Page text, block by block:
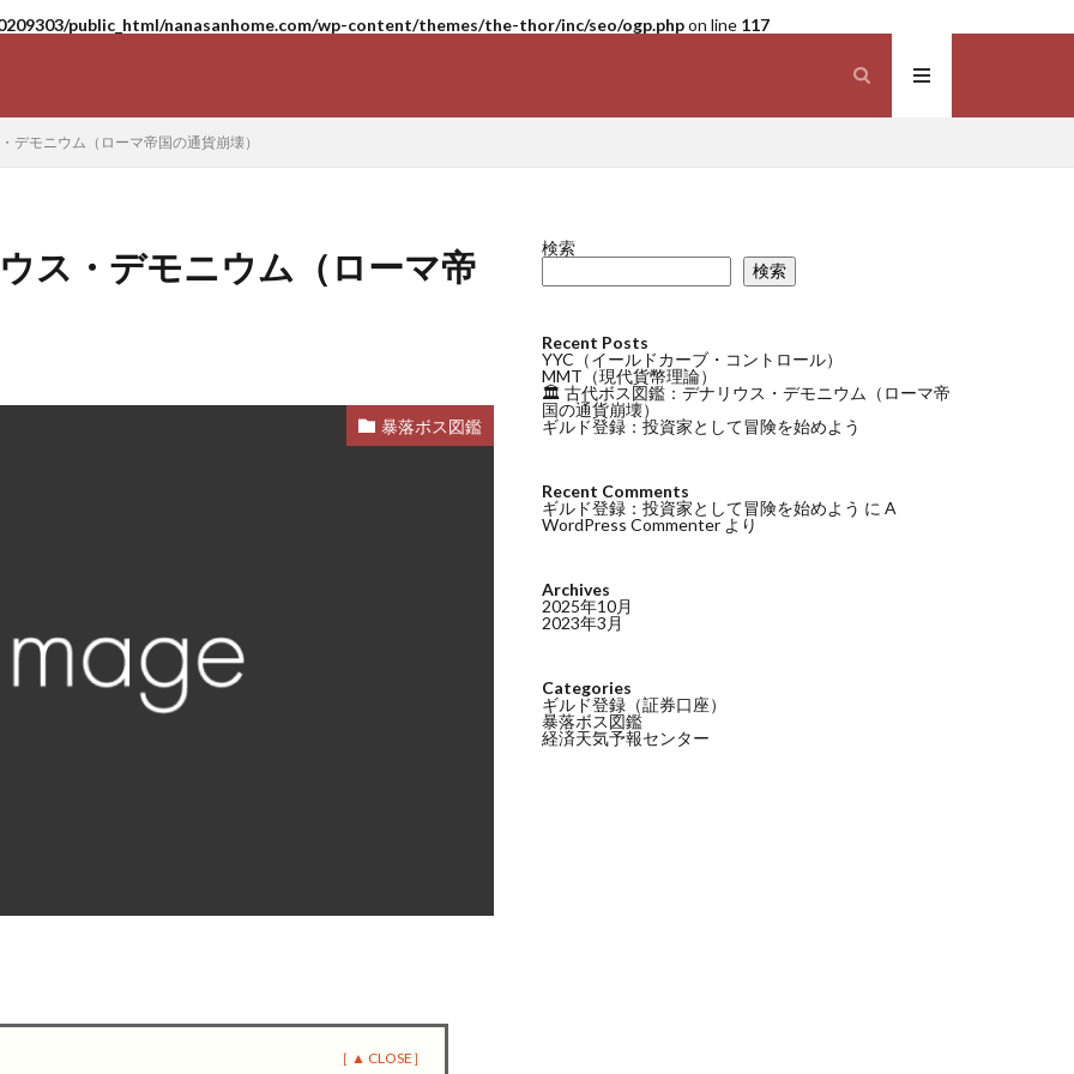
public_html/nanasanhome.com/wp-content/themes/the-thor/inc/seo/ogp.phpon line 117
モニウム（ローマ帝国の通貨崩壊）
ス・デモニウム（ローマ帝
暴落ボス図鑑
検索
検索
Recent Posts
YYC（イールドカーブ・コントロール）
MMT（現代貨幣理論）
🏛 古代ボス図鑑：デナリウス・デモニウム（ローマ帝
国の通貨崩壊）
ギルド登録：投資家として冒険を始めよう
Recent Comments
ギルド登録：投資家として冒険を始めよう に A
WordPress Commenter より
Archives
2025年10月
2023年3月
Categories
ギルド登録（証券口座）
暴落ボス図鑑
経済天気予報センター